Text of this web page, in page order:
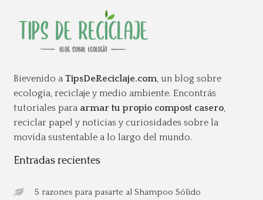
Bievenido a TipsDeReciclaje.com, un blog sobre
ecología, reciclaje y medio ambiente. Encontrás
tutoriales para armar tu propio compost casero,
reciclar papel y noticias y curiosidades sobre la
movida sustentable a lo largo del mundo.
Entradas recientes
5 razones para pasarte al Shampoo Sólido